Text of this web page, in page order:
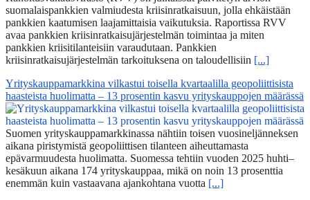
suomalaispankkien valmiudesta kriisinratkaisuun, jolla ehkäistään
pankkien kaatumisen laajamittaisia vaikutuksia. Raportissa RVV
avaa pankkien kriisinratkaisujärjestelmän toimintaa ja miten
pankkien kriisitilanteisiin varaudutaan. Pankkien
kriisinratkaisujärjestelmän tarkoituksena on taloudellisiin [...]
Yrityskauppamarkkina vilkastui toisella kvartaalilla geopoliittisista
haasteista huolimatta – 13 prosentin kasvu yrityskauppojen määrässä
Suomen yrityskauppamarkkinassa nähtiin toisen vuosineljänneksen
aikana piristymistä geopoliittisen tilanteen aiheuttamasta
epävarmuudesta huolimatta. Suomessa tehtiin vuoden 2025 huhti–
kesäkuun aikana 174 yrityskauppaa, mikä on noin 13 prosenttia
enemmän kuin vastaavana ajankohtana vuotta [...]